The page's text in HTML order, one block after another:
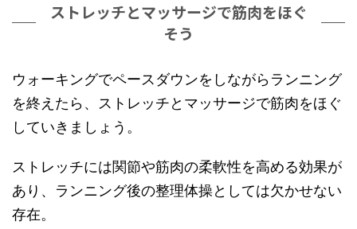
ストレッチとマッサージで筋肉をほぐ
そう
ウォーキングでペースダウンをしながらランニング
を終えたら、ストレッチとマッサージで筋肉をほぐ
していきましょう。
ストレッチには関節や筋肉の柔軟性を高める効果が
あり、ランニング後の整理体操としては欠かせない
存在。